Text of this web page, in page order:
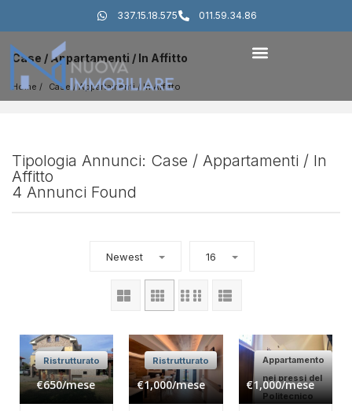
337.15.18.575 011.59.34.86
Case / Appartamenti / In Affitto
Home Case / Appartamenti / In Affitto
Tipologia Annunci: Case / Appartamenti / In
Affitto
4 Annunci Found
Newest 16
Ristrutturato
€650/mese
Ristrutturato
€1,000/mese
Appartamento
nei pressi del
Politecnico
€1,000/mese